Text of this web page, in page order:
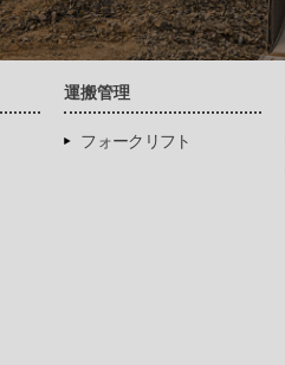
運搬管理
フォークリフト